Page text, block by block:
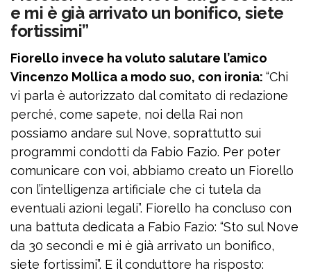
e mi è già arrivato un bonifico, siete
fortissimi”
Fiorello invece ha voluto salutare l’amico
Vincenzo Mollica a modo suo, con ironia: “Chi
vi parla è autorizzato dal comitato di redazione
perché, come sapete, noi della Rai non
possiamo andare sul Nove, soprattutto sui
programmi condotti da Fabio Fazio. Per poter
comunicare con voi, abbiamo creato un Fiorello
con l’intelligenza artificiale che ci tutela da
eventuali azioni legali”. Fiorello ha concluso con
una battuta dedicata a Fabio Fazio: “Sto sul Nove
da 30 secondi e mi è già arrivato un bonifico,
siete fortissimi”. E il conduttore ha risposto: